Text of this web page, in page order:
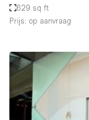
Dakterras
Elektriciteit
Etalage
Grote entree
Haussmann-stijl
629 sq ft
Prijs: op aanvraag